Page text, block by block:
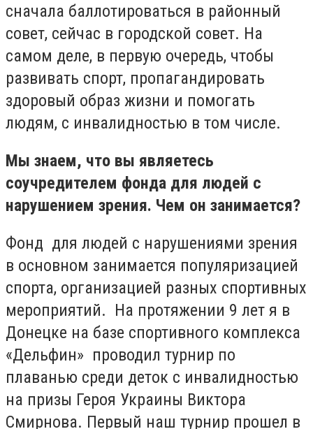
сначала баллотироваться в районный
совет, сейчас в городской совет. На
самом деле, в первую очередь, чтобы
развивать спорт, пропагандировать
здоровый образ жизни и помогать
людям, с инвалидностью в том числе.
Мы знаем, что вы являетесь
соучредителем фонда для людей с
нарушением зрения. Чем он занимается?
Фонд для людей с нарушениями зрения
в основном занимается популяризацией
спорта, организацией разных спортивных
мероприятий. На протяжении 9 лет я в
Донецке на базе спортивного комплекса
«Дельфин» проводил турнир по
плаванью среди деток с инвалидностью
на призы Героя Украины Виктора
Смирнова. Первый наш турнир прошел в